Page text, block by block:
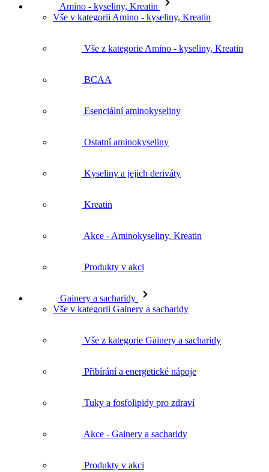
Amino - kyseliny, Kreatin
Vše v kategorii Amino - kyseliny, Kreatin
Vše z kategorie Amino - kyseliny, Kreatin
BCAA
Esenciální aminokyseliny
Ostatní aminokyseliny
Kyseliny a jejich deriváty
Kreatin
Akce - Aminokyseliny, Kreatin
Produkty v akci
Gainery a sacharidy
Vše v kategorii Gainery a sacharidy
Vše z kategorie Gainery a sacharidy
Přibírání a energetické nápoje
Tuky a fosfolipidy pro zdraví
Akce - Gainery a sacharidy
Produkty v akci